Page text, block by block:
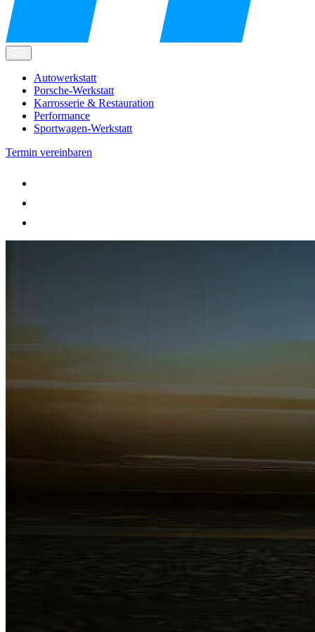
Autowerkstatt
Porsche-Werkstatt
Karrosserie & Restauration
Performance
Sportwagen-Werkstatt
Termin vereinbaren